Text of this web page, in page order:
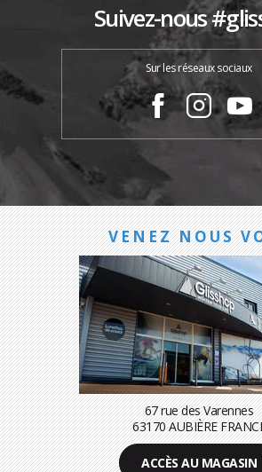
Suivez-nous
Sur les réseaux sociaux
VENEZ NOUS
67 rue des Varennes
63170 AUBIÈRE
ACCÈS AU MAGASIN